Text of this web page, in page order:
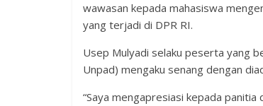
wawasan kepada mahasiswa
yang terjadi di DPR RI.
Usep Mulyadi selaku peserta yang
Unpad) mengaku senang dengan
“Saya mengapresiasi kepada